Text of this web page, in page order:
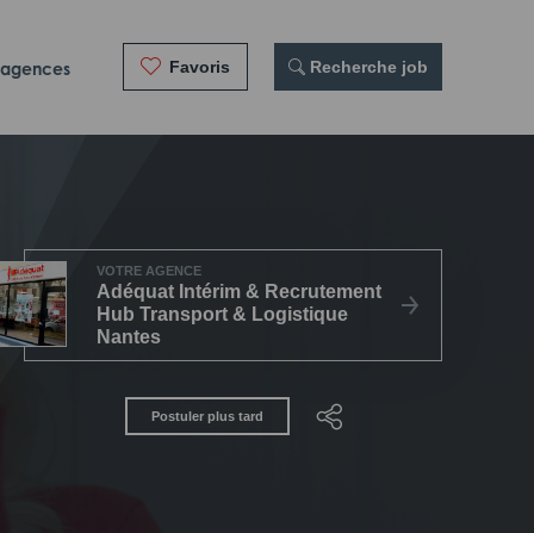
Favoris Recherche job
VOTRE AGENCE
Adéquat Intérim & Recrutement
Hub Transport & Logistique
Nantes
Postuler plus tard